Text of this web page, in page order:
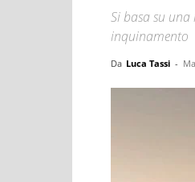
Si basa su
inquinamento
Da Luca Tassi -